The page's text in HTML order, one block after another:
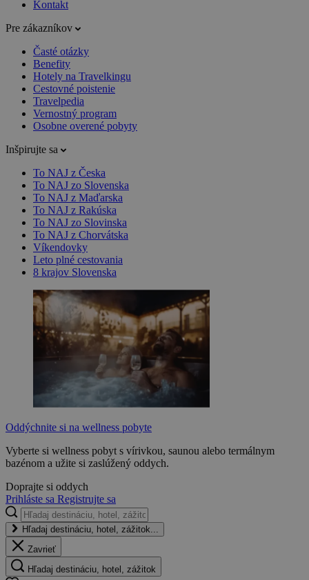
Kontakt
Pre zákazníkov
Časté otázky
Benefity
Hotely na Travelkingu
Cestovné poistenie
Travelpedia
Vernostný program
Osobne overené pobyty
Inšpirujte sa
To NAJ z Česka
To NAJ zo Slovenska
To NAJ z Maďarska
To NAJ z Rakúska
To NAJ zo Slovinska
To NAJ z Chorvátska
Víkendovky
Leto plné cestovania
8 krajov Slovenska
Oddýchnite si na wellness pobyte
Vyberte si wellness pobyt s vírivkou, saunou alebo termálnym
bazénom a užite si zaslúžený oddych.
Doprajte si oddych
Prihláste sa Registrujte sa
Hľadaj destináciu, hotel, zážitok...
Zavrieť
Hľadaj destináciu, hotel, zážitok